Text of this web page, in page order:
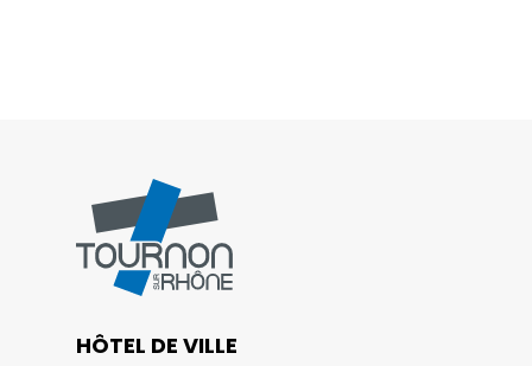
HÔTEL DE VILLE